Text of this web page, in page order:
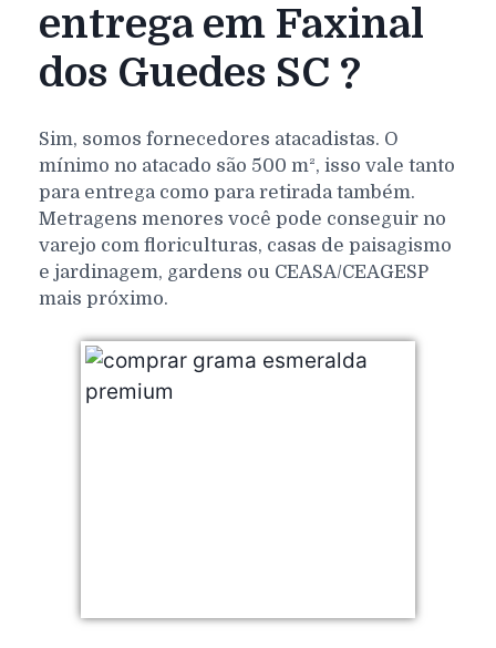
entrega em Faxinal
dos Guedes SC ?
Sim, somos fornecedores atacadistas. O
mínimo no atacado são 500 m², isso vale tanto
para entrega como para retirada também.
Metragens menores você pode conseguir no
varejo com floriculturas, casas de paisagismo
e jardinagem, gardens ou CEASA/CEAGESP
mais próximo.